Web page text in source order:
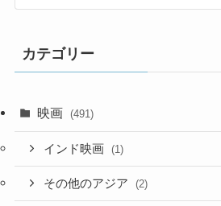
カテゴリー
映画 (491)
インド映画 (1)
その他のアジア (2)